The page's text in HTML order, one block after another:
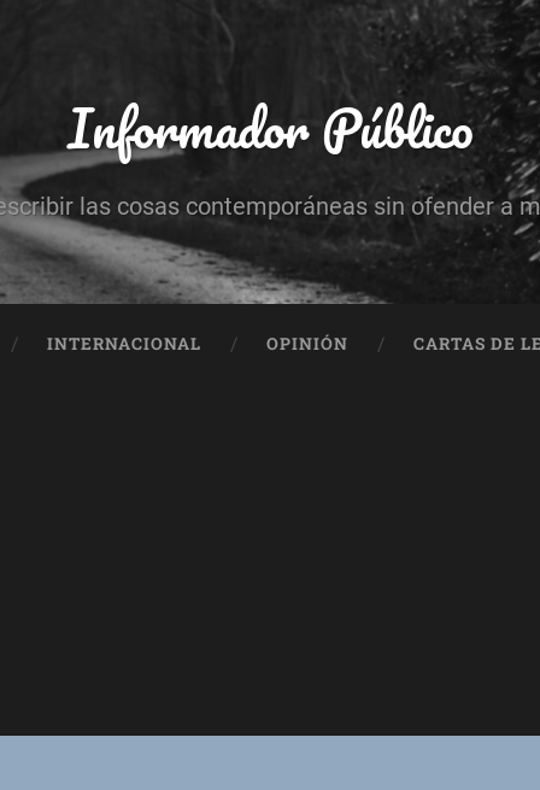
Informador Público
las cosas contemporáneas sin ofender a
INTERNACIONAL OPINIÓN CARTAS DE